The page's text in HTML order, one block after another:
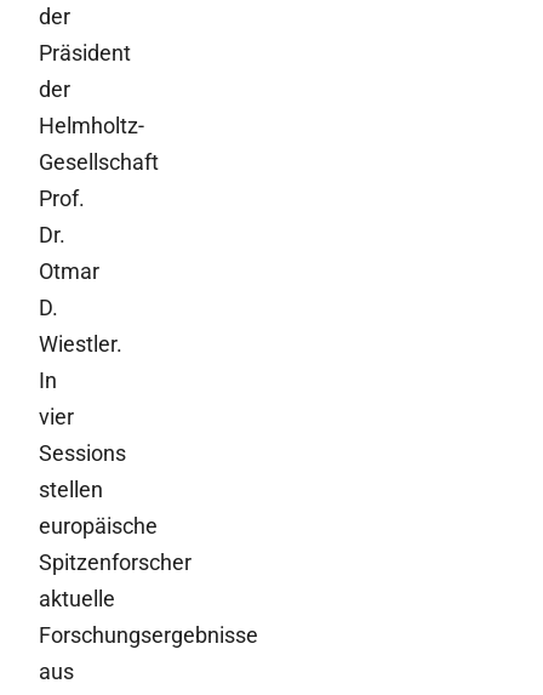
der
Präsident
der
Helmholtz-
Gesellschaft
Prof.
Dr.
Otmar
D.
Wiestler.
In
vier
Sessions
stellen
europäische
Spitzenforscher
aktuelle
Forschungsergebnisse
aus